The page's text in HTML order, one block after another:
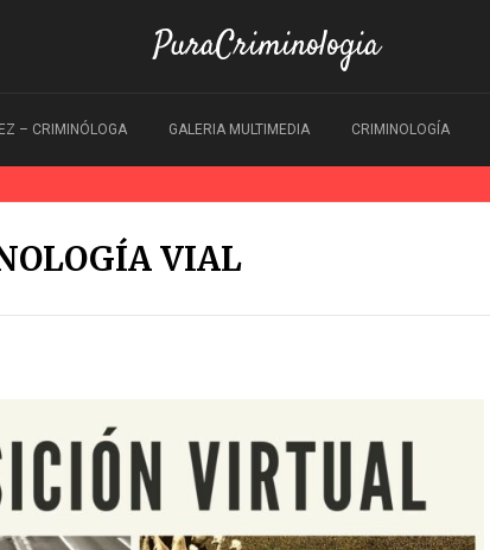
PuraCriminologia
– CRIMINÓLOGA GALERIA MULTIMEDIA CRIMINOLOGÍA
VIAL